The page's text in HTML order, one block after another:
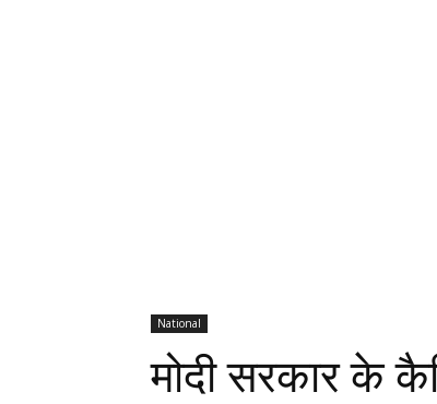
National
मोदी सरकार के